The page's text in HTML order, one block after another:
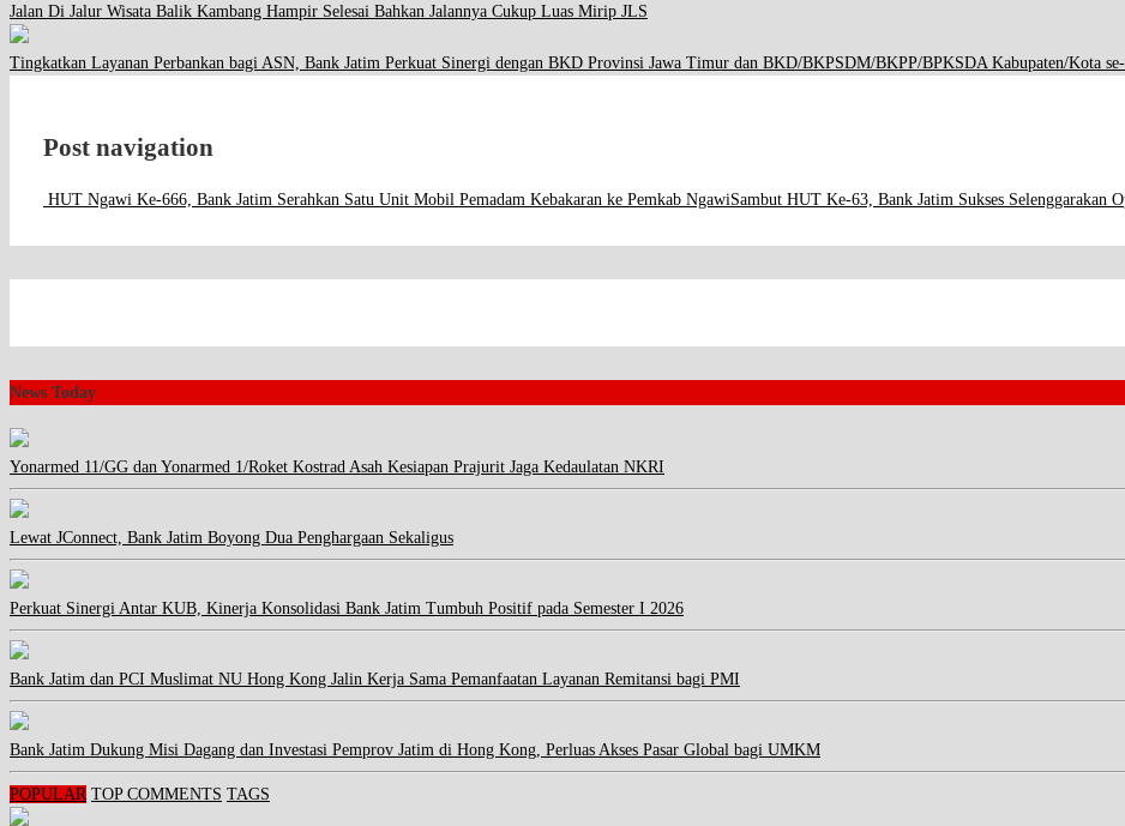
Jalan Di Jalur Wisata Balik Kambang Hampir Selesai Bahkan Jalannya Cukup Luas Mirip JLS
Tingkatkan Layanan Perbankan bagi ASN, Bank Jatim Perkuat Sinergi dengan BKD Provinsi Jawa Timur dan BKD/BKPSDM/BKPP/BPKSDA Kabupaten/Kota
Post navigation
HUT Ngawi Ke-666, Bank Jatim Serahkan Satu Unit Mobil Pemadam Kebakaran ke Pemkab NgawiSambut HUT Ke-63, Bank Jatim Sukses Selenggarakan
News Today
Yonarmed 11/GG dan Yonarmed 1/Roket Kostrad Asah Kesiapan Prajurit Jaga Kedaulatan NKRI
Lewat JConnect, Bank Jatim Boyong Dua Penghargaan Sekaligus
Perkuat Sinergi Antar KUB, Kinerja Konsolidasi Bank Jatim Tumbuh Positif pada Semester I 2026
Bank Jatim dan PCI Muslimat NU Hong Kong Jalin Kerja Sama Pemanfaatan Layanan Remitansi bagi PMI
Bank Jatim Dukung Misi Dagang dan Investasi Pemprov Jatim di Hong Kong, Perluas Akses Pasar Global bagi UMKM
POPULAR TOP COMMENTS TAGS